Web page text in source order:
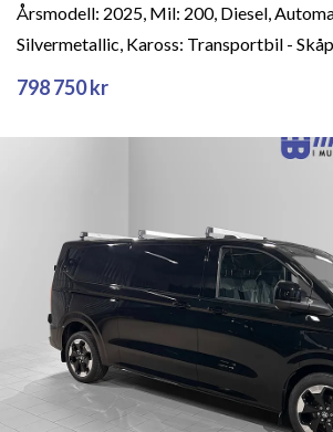
Årsmodell: 2025, Mil: 200, Diesel,
Silvermetallic, Kaross: Transportbil -
798 750 kr